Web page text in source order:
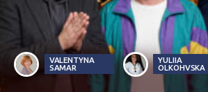
VALENTYNA
SAMAR
YULIIA
OLKOHVSKA